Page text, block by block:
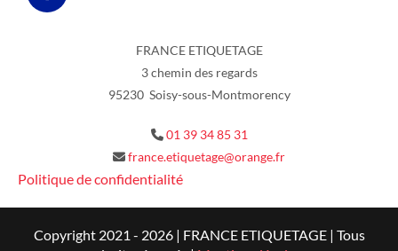
FRANCE ETIQUETAGE
3 chemin des regards
95230 Soisy-sous-Montmorency
 01 39 34 85 31
 france.etiquetage@orange.fr
Politique de confidentialité
Copyright 2021 - 2026 | FRANCE ETIQUETAGE | Tous